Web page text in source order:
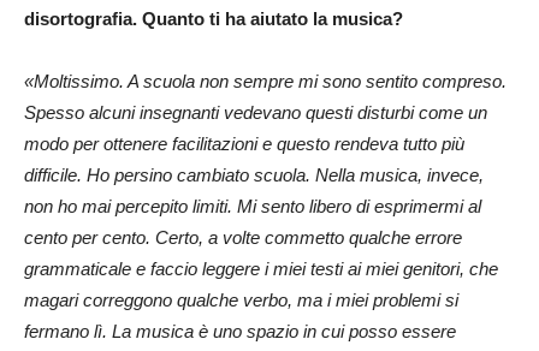
disortografia. Quanto ti ha aiutato la musica?
«Moltissimo. A scuola non sempre mi sono sentito compreso.
Spesso alcuni insegnanti vedevano questi disturbi come un
modo per ottenere facilitazioni e questo rendeva tutto più
difficile. Ho persino cambiato scuola. Nella musica, invece,
non ho mai percepito limiti. Mi sento libero di esprimermi al
cento per cento. Certo, a volte commetto qualche errore
grammaticale e faccio leggere i miei testi ai miei genitori, che
magari correggono qualche verbo, ma i miei problemi si
fermano lì. La musica è uno spazio in cui posso essere